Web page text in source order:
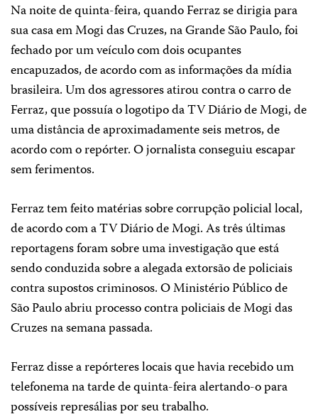
Na noite de quinta-feira, quando Ferraz se dirigia para
sua casa em Mogi das Cruzes, na Grande São Paulo, foi
fechado por um veículo com dois ocupantes
encapuzados, de acordo com as informações da mídia
brasileira. Um dos agressores atirou contra o carro de
Ferraz, que possuía o logotipo da TV Diário de Mogi, de
uma distância de aproximadamente seis metros, de
acordo com o repórter. O jornalista conseguiu escapar
sem ferimentos.
Ferraz tem feito matérias sobre corrupção policial local,
de acordo com a TV Diário de Mogi. As três últimas
reportagens foram sobre uma investigação que está
sendo conduzida sobre a alegada extorsão de policiais
contra supostos criminosos. O Ministério Público de
São Paulo abriu processo contra policiais de Mogi das
Cruzes na semana passada.
Ferraz disse a repórteres locais que havia recebido um
telefonema na tarde de quinta-feira alertando-o para
possíveis represálias por seu trabalho.